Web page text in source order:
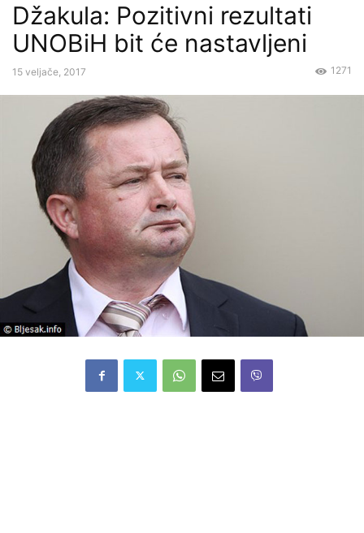
Džakula: Pozitivni rezultati
UNOBiH bit će nastavljeni
15 veljače, 2017 1271